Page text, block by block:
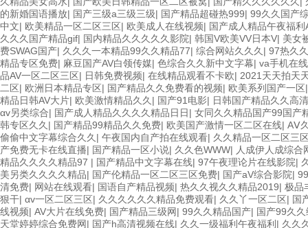
的新婚国语播放| 国产三级a三级三级| 国产精品超碰热999| 99久久国产
中文| 欧美精品一区二区三区| 欧美成人在线视频| 国产成人精品午夜福利
久久久国产精品gif| 国内精品久久久久久影院| 韩国V欧美VV日本V| 美女
费SWAG国产| 久久久一本精品99久久精品77| 综合网站久久久 | 97热久
精品专区免费| 麻豆国产AV白领传媒| 色综合久久新中文字幕| va手机在
品AV一区二区三区| 日韩免费视频| 在线精品观看不卡欧| 2021天天拍天
二区| 欧洲日本精品专区| 国产精品久久免费看的视频| 欧美系列国产一区
精品日韩AV大片| 欧美激情精品久久 | 国产91电影| 日韩国产精品久久高
αv另类综合| 国产成人精品久久久久精品日日| 女同久久精品国产99国产
韩专区久久 | 国产精品99精品久久免费| 欧美国产激情一区二区在线| AⅤ
偷偷中文字幕综合久久 | 午夜国内自产拍在线观看| 久久精品一区二区三
产免费无卡在线直播| 国产精品一区小说| 久久色WWW| 人成伊人成综合
精品久久久久精品97 | 国产精品中文字幕在线| 97午夜理论片在线影院|
美另类久久久久精品| 国产伦精品一区二区三区免费| 国产aV综合影院|
清免费| 网站在线观看| 国语自产精品视频| 热久久视久久精品2019| 极品
狠干| αv一区二区三区| 久久久久久久精品免费观看| 久久丫一区二区| 国
线视频| AV大片在线免费| 国产精品三级网| 99久久精品国产| 国产99久
天堂婷婷综合免费网| 国产h高清视频在线| 久久一级福利午夜福利 | 久久